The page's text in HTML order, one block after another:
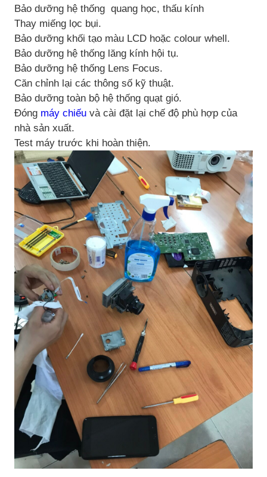
Bảo dưỡng hệ thống quang học, thấu kính
Thay miếng lọc bụi.
Bảo dưỡng khối tạo màu LCD hoặc colour whell.
Bảo dưỡng hệ thống lăng kính hội tụ.
Bảo dưỡng hệ thống Lens Focus.
Căn chỉnh lại các thông số kỹ thuật.
Bảo dưỡng toàn bộ hệ thống quạt gió.
Đóng máy chiếu và cài đặt lại chế độ phù hợp của
nhà sản xuất.
Test máy trước khi hoàn thiện.